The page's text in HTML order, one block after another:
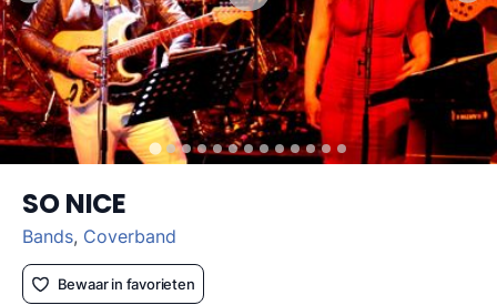
SO NICE
Bands, Coverband
Bewaar in favorieten